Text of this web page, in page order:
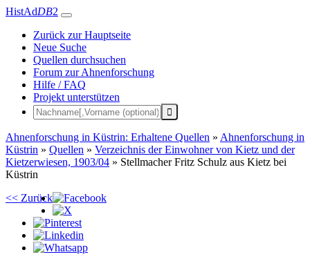
HistAdDB2
Zurück zur Hauptseite
Neue Suche
Quellen durchsuchen
Forum zur Ahnenforschung
Hilfe / FAQ
Projekt unterstützen
Ahnenforschung in Küstrin: Erhaltene Quellen » Ahnenforschung in
Küstrin » Quellen » Verzeichnis der Einwohner von Kietz und der
Kietzerwiesen, 1903/04 » Stellmacher Fritz Schulz aus Kietz bei
Küstrin
<< Zurück